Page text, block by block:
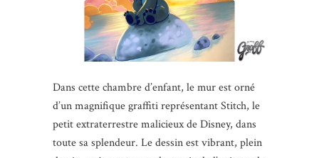
Dans cette chambre d’enfant, le mur est orné
d’un magnifique graffiti représentant Stitch, le
petit extraterrestre malicieux de Disney, dans
toute sa splendeur. Le dessin est vibrant, plein